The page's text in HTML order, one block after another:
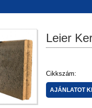
Leier
Cikkszám: